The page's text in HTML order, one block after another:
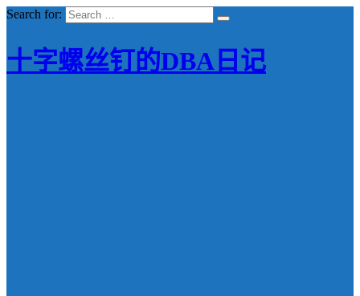
Search for:
十字螺丝钉的DBA日记